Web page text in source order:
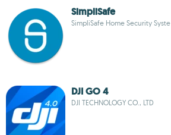
SimpliSafe
SimpliSafe Home Security Syste
DJI GO 4
DJI TECHNOLOGY CO., LTD